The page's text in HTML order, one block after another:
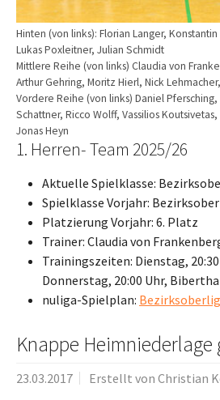
Hinten (von links): Florian Langer,
Lukas Poxleitner, Julian Schmidt
Mittlere Reihe (von links) Claudia von
Arthur Gehring, Moritz Hierl, Nick
Vordere Reihe (von links) Daniel
Schattner, Ricco Wolff, Vassilios
Jonas Heyn
1. Herren- Team 2025/26
Aktuelle Spielklasse:
Spielklasse Vorjahr:
Platzierung Vorjahr: 6. Platz
Trainer: Claudia von
Trainingszeiten: Dienstag,
Donnerstag, 20:00 Uhr,
nuliga-Spielplan:
Knappe Heimniederlage
23.03.2017 Erstellt von Christian